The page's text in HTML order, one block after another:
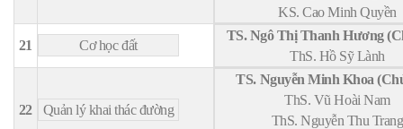
KS. Cao Minh Quyền
21 Cơ học đất
TS. Ngô Thị Thanh Hương
ThS. Hồ Sỹ Lành
22 Quản lý khai thác đường
TS. Nguyễn Minh Khoa
ThS. Vũ Hoài Nam
ThS. Nguyễn Thu Trang